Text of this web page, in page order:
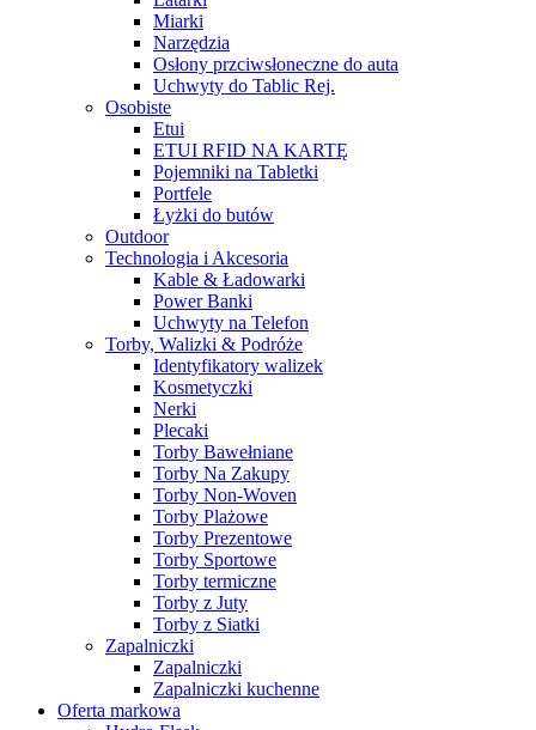
Miarki
Narzędzia
Osłony przciwsłoneczne do auta
Uchwyty do Tablic Rej.
Osobiste
Etui
ETUI RFID NA KARTĘ
Pojemniki na Tabletki
Portfele
Łyżki do butów
Outdoor
Technologia i Akcesoria
Kable & Ładowarki
Power Banki
Uchwyty na Telefon
Torby, Walizki & Podróże
Identyfikatory walizek
Kosmetyczki
Nerki
Plecaki
Torby Bawełniane
Torby Na Zakupy
Torby Non-Woven
Torby Plażowe
Torby Prezentowe
Torby Sportowe
Torby termiczne
Torby z Juty
Torby z Siatki
Zapalniczki
Zapalniczki
Zapalniczki kuchenne
Oferta markowa